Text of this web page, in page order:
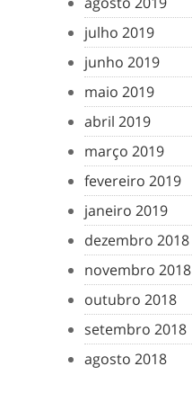
julho 2019
junho 2019
maio 2019
abril 2019
março 2019
fevereiro 2019
janeiro 2019
dezembro 2018
novembro 2018
outubro 2018
setembro 2018
agosto 2018